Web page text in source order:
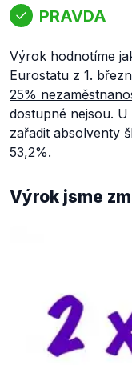
PRAVDA
Výrok hodnotíme
Eurostatu z 1.
25%
dostupné nejsou.
zařadit absolventy
53,2%.
Výrok jsme